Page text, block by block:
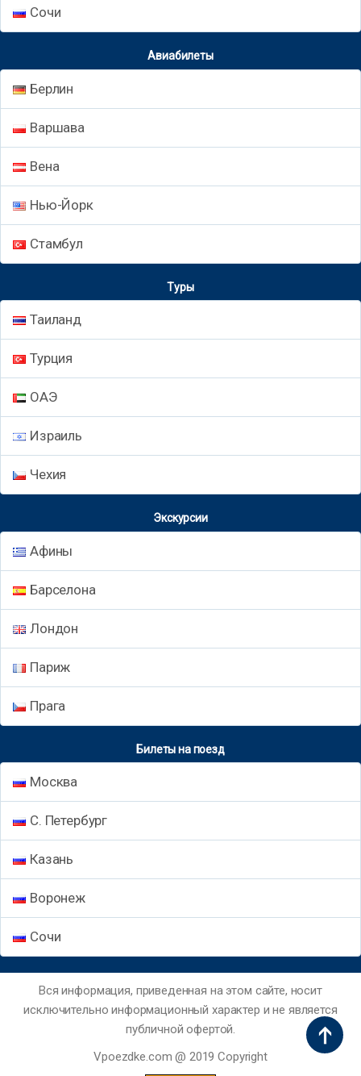
Сочи
Авиабилеты
Берлин
Варшава
Вена
Нью-Йорк
Стамбул
Туры
Таиланд
Турция
ОАЭ
Израиль
Чехия
Экскурсии
Афины
Барселона
Лондон
Париж
Прага
Билеты на поезд
Москва
С. Петербург
Казань
Воронеж
Сочи
Вся информация, приведенная на этом сайте, носит
исключительно информационный характер и не является
публичной офертой.
Vpoezdke.com @ 2019 Copyright